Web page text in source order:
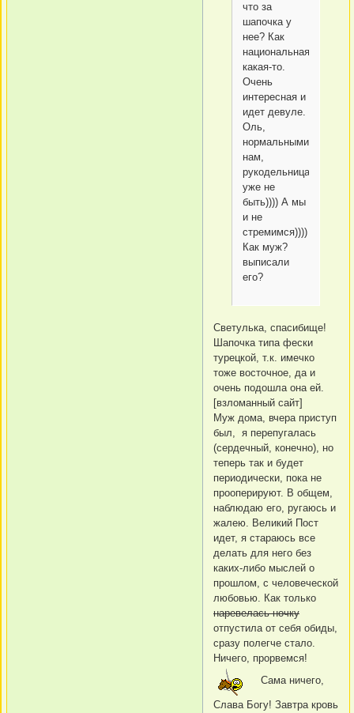
что за
шапочка у
нее? Как
национальная
какая-то.
Очень
интересная и
идет девуле.
Оль,
нормальными
нам,
рукодельницам,
уже не
быть)))) А мы
и не
стремимся))))
Как муж?
выписали
его?
Светулька, спасибище!
Шапочка типа фески
турецкой, т.к. имечко
тоже восточное, да и
очень подошла она ей.
[взломанный сайт]
Муж дома, вчера приступ
был, я перепугалась
(сердечный, конечно), но
теперь так и будет
периодически, пока не
прооперируют. В общем,
наблюдаю его, ругаюсь и
жалею. Великий Пост
идет, я стараюсь все
делать для него без
каких-либо мыслей о
прошлом, с человеческой
любовью. Как только
наревелась ночку
отпустила от себя обиды,
сразу полегче стало.
Ничего, прорвемся!
Сама ничего,
Слава Богу! Завтра кровь